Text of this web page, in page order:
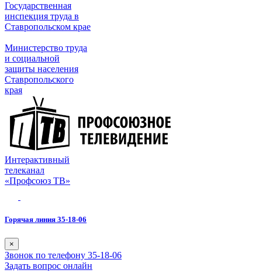
Государственная
инспекция труда в
Ставропольском крае
Министерство труда
и социальной
защиты населения
Ставропольского
края
Интерактивный
телеканал
«Профсоюз ТВ»
Горячая линия 35-18-06
×
Звонок по телефону 35-18-06
Задать вопрос онлайн